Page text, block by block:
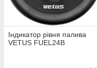
Індикатор рівня палива
VETUS FUEL24B